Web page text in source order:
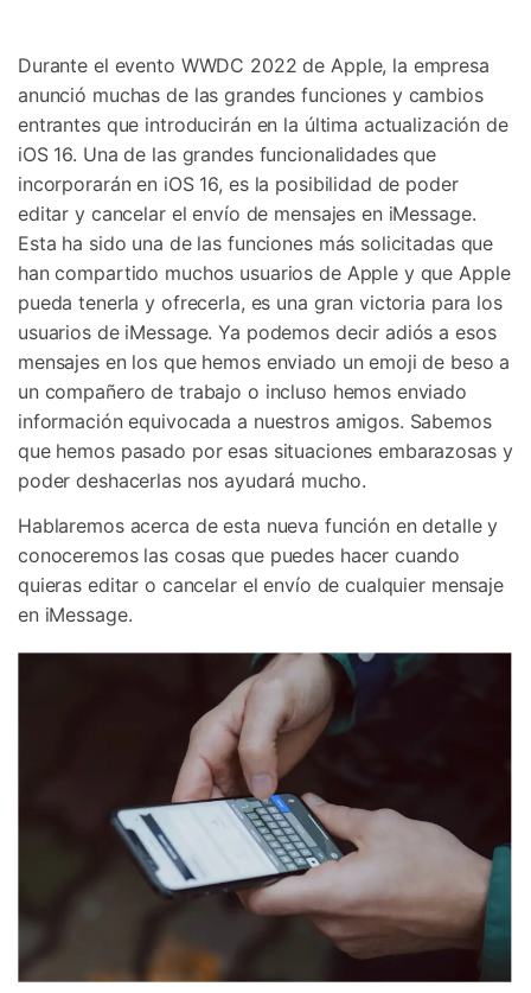
Reparación de Móviles
Protección del Móvil
Encuentra Más Soluciones
Durante el evento WWDC 2022 de Apple, la empresa
anunció muchas de las grandes funciones y cambios
entrantes que introducirán en la última actualización de
iOS 16. Una de las grandes funcionalidades que
incorporarán en iOS 16, es la posibilidad de poder
editar y cancelar el envío de mensajes en iMessage.
Esta ha sido una de las funciones más solicitadas que
han compartido muchos usuarios de Apple y que Apple
pueda tenerla y ofrecerla, es una gran victoria para los
usuarios de iMessage. Ya podemos decir adiós a esos
mensajes en los que hemos enviado un emoji de beso a
un compañero de trabajo o incluso hemos enviado
información equivocada a nuestros amigos. Sabemos
que hemos pasado por esas situaciones embarazosas y
poder deshacerlas nos ayudará mucho.
Hablaremos acerca de esta nueva función en detalle y
conoceremos las cosas que puedes hacer cuando
quieras editar o cancelar el envío de cualquier mensaje
en iMessage.